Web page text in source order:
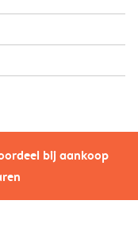
bij aankoop